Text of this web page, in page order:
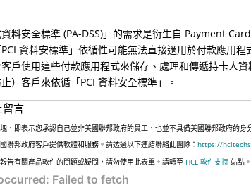
資料安全標準 (PA-DSS)」的需求是衍生自 Payment
資料安標準」依循性可能無法直接適用於付款應用
戶使用這些付款應用程式來儲存、處理和傳遞持卡人
）客戶來依循「PCI 資料安全標準」。
留言
，即表示您承認自己並非美國聯邦政府的員工，也並不具備美國聯邦政府的
聯邦政府客戶提供軟體和服務。請透過以下連結聯絡此團隊：https://
告有關產品軟件的問題或疑問，請勿使用此表單。請轉至 HCL 軟件支持 站點。